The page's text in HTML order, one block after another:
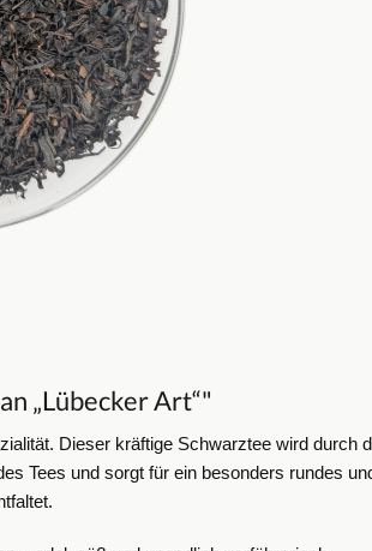
„Lübecker Art“"
Dieser kräftige Schwarztee wird
Tees und sorgt für ein besonders rundes